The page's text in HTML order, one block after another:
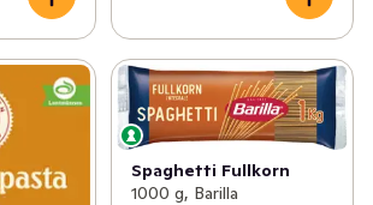
Spaghetti Fullkorn
1000 g, Barilla